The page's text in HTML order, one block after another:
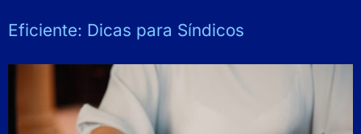
Eficiente: Dicas para Síndicos